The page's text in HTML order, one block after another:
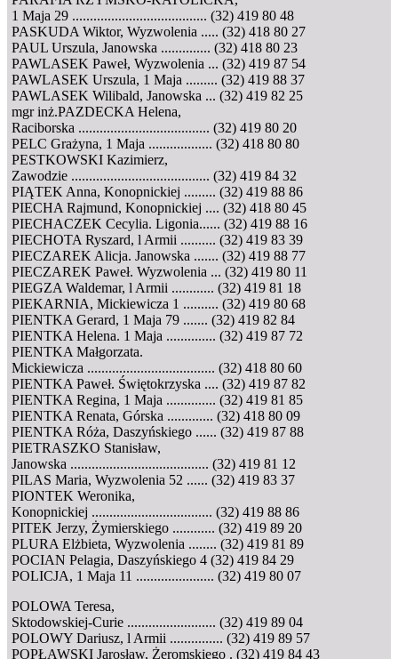
1 Maja 29 ...................................... (32) 419 80 48
PASKUDA Wiktor, Wyzwolenia ..... (32) 418 80 27
PAUL Urszula, Janowska .............. (32) 418 80 23
PAWLASEK Paweł, Wyzwolenia ... (32) 419 87 54
PAWLASEK Urszula, 1 Maja ......... (32) 419 88 37
PAWLASEK Wilibald, Janowska ... (32) 419 82 25
mgr inż.PAZDECKA Helena,
Raciborska ..................................... (32) 419 80 20
PELC Grażyna, 1 Maja .................. (32) 418 80 80
PESTKOWSKI Kazimierz,
Zawodzie ....................................... (32) 419 84 32
PIĄTEK Anna, Konopnickiej ......... (32) 419 88 86
PIECHA Rajmund, Konopnickiej .... (32) 418 80 45
PIECHACZEK Cecylia. Ligonia...... (32) 419 88 16
PIECHOTA Ryszard, l Armii .......... (32) 419 83 39
PIECZAREK Alicja. Janowska ....... (32) 419 88 77
PIECZAREK Paweł. Wyzwolenia ... (32) 419 80 11
PIEGZA Waldemar, l Armii ............ (32) 419 81 18
PIEKARNIA, Mickiewicza 1 .......... (32) 419 80 68
PIENTKA Gerard, 1 Maja 79 ....... (32) 419 82 84
PIENTKA Helena. 1 Maja .............. (32) 419 87 72
PIENTKA Małgorzata.
Mickiewicza .................................... (32) 418 80 60
PIENTKA Paweł. Świętokrzyska .... (32) 419 87 82
PIENTKA Regina, 1 Maja .............. (32) 419 81 85
PIENTKA Renata, Górska ............. (32) 418 80 09
PIENTKA Róża, Daszyńskiego ...... (32) 419 87 88
PIETRASZKO Stanisław,
Janowska ....................................... (32) 419 81 12
PILAS Maria, Wyzwolenia 52 ...... (32) 419 83 37
PIONTEK Weronika,
Konopnickiej .................................. (32) 419 88 86
PITEK Jerzy, Żymierskiego ............ (32) 419 89 20
PLURA Elżbieta, Wyzwolenia ........ (32) 419 81 89
POCIAN Pelagia, Daszyńskiego 4 (32) 419 84 29
POLICJA, 1 Maja 11 ...................... (32) 419 80 07
POLOWA Teresa,
Sktodowskiej-Curie ......................... (32) 419 89 04
POLOWY Dariusz, l Armii ............... (32) 419 89 57
POPŁAWSKI Jarosław, Żeromskiego . (32) 419 84 43